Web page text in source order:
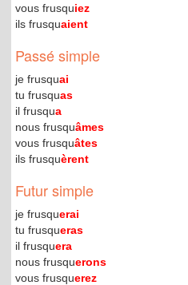
vous frusquiez
ils frusquaient
Passé simple
je frusquai
tu frusquas
il frusqua
nous frusquâmes
vous frusquâtes
ils frusquèrent
Futur simple
je frusquerai
tu frusqueras
il frusquera
nous frusquerons
vous frusquerez